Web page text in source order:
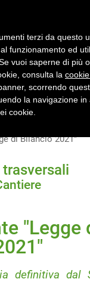
di normativa
nazionale
di Bilancio 2021"
"Legge
definitiva dal
terzi da questo
funzionamento ed
vuoi saperne di più
consulta la
scorrendo
la navigazione in
cookie.